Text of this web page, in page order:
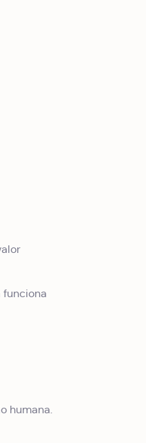
funciona
humana.